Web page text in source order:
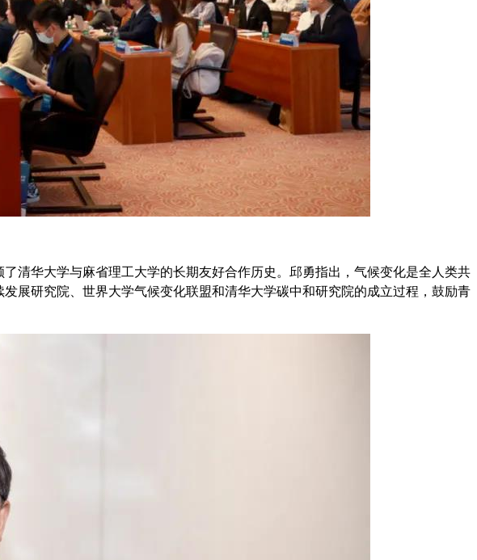
清华大学与麻省理工大学的长期友好合作历史。邱勇指出，气候变化是全人类共
展研究院、世界大学气候变化联盟和清华大学碳中和研究院的成立过程，鼓励青